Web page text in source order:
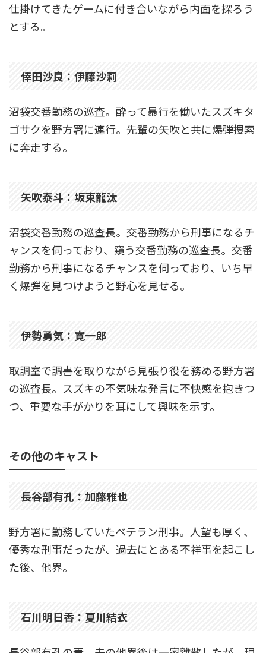
仕掛けてきたゲームに付き合いながら内面を探ろう
とする。
倖田沙良：伊藤沙莉
沼袋交番勤務の巡査。酔って暴行を働いたスズキタ
ゴサクを野方署に連行。先輩の矢吹と共に爆弾捜索
に奔走する。
矢吹泰斗：坂東龍汰
沼袋交番勤務の巡査長。交番勤務から刑事になるチ
ャンスを伺っており、窺う交番勤務の巡査長。交番
勤務から刑事になるチャンスを伺っており、いち早
く爆弾を見つけようと野心を見せる。
伊勢勇気：寛一郎
取調室で調書を取りながら見張り役を務める野方署
の巡査長。スズキの不気味な発言に不快感を抱きつ
つ、重要な手がかりを耳にして興味を示す。
その他のキャスト
長谷部有孔：加藤雅也
野方署に勤務していたベテラン刑事。人望も厚く、
優秀な刑事だったが、過去にとある不祥事を起こし
た後、他界。
石川明日香：夏川結衣